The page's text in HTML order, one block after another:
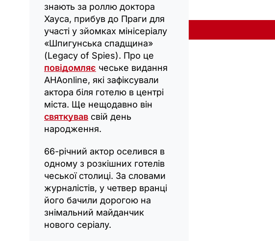
знають за роллю доктора
Хауса, прибув до Праги для
участі у зйомках мінісеріалу
«Шпигунська спадщина»
(Legacy of Spies). Про це
повідомляє чеське видання
AHAonline, які зафіксували
актора біля готелю в центрі
міста. Ще нещодавно він
святкував свій день
народження.
66-річний актор оселився в
одному з розкішних готелів
чеської столиці. За словами
журналістів, у четвер вранці
його бачили дорогою на
знімальний майданчик
нового серіалу.